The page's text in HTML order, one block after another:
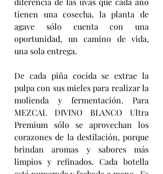
tienen una cosecha, la planta de
agave sólo cuenta con una
oportunidad, un camino de vida,
una sola entrega.
De cada piña cocida se extrae la
pulpa con sus mieles para realizar la
molienda y fermentación. Para
MEZCAL DIVINO BLANCO Ultra
Premium sólo se aprovechan los
corazones de la destilación, porque
brindan aromas y sabores más
limpios y refinados. Cada botella